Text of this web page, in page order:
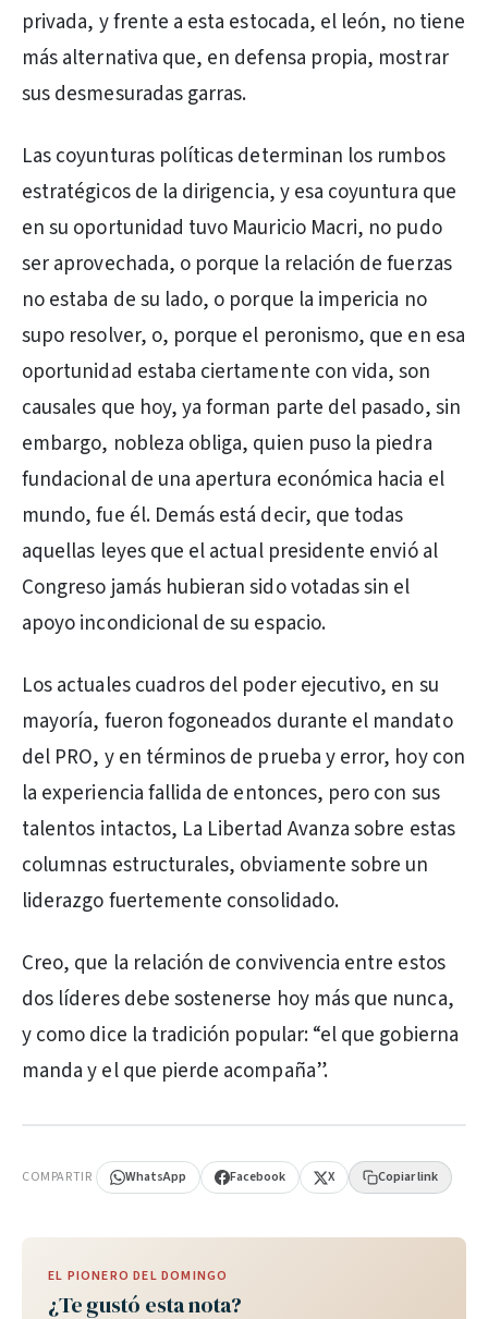
privada, y frente a esta estocada, el león, no tiene
más alternativa que, en defensa propia, mostrar
sus desmesuradas garras.
Las coyunturas políticas determinan los rumbos
estratégicos de la dirigencia, y esa coyuntura que
en su oportunidad tuvo Mauricio Macri, no pudo
ser aprovechada, o porque la relación de fuerzas
no estaba de su lado, o porque la impericia no
supo resolver, o, porque el peronismo, que en esa
oportunidad estaba ciertamente con vida, son
causales que hoy, ya forman parte del pasado, sin
embargo, nobleza obliga, quien puso la piedra
fundacional de una apertura económica hacia el
mundo, fue él. Demás está decir, que todas
aquellas leyes que el actual presidente envió al
Congreso jamás hubieran sido votadas sin el
apoyo incondicional de su espacio.
Los actuales cuadros del poder ejecutivo, en su
mayoría, fueron fogoneados durante el mandato
del PRO, y en términos de prueba y error, hoy con
la experiencia fallida de entonces, pero con sus
talentos intactos, La Libertad Avanza sobre estas
columnas estructurales, obviamente sobre un
liderazgo fuertemente consolidado.
Creo, que la relación de convivencia entre estos
dos líderes debe sostenerse hoy más que nunca,
y como dice la tradición popular: “el que gobierna
manda y el que pierde acompaña”.
COMPARTIR WhatsApp Facebook X Copiar link
EL PIONERO DEL DOMINGO
¿Te gustó esta nota?